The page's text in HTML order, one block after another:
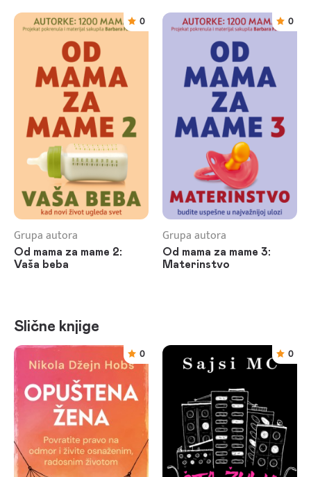
0
Grupa autora
Od mama za mame 2:
Vaša beba
0
Grupa autora
Od mama za mame 3:
Materinstvo
Slične knjige
0
0